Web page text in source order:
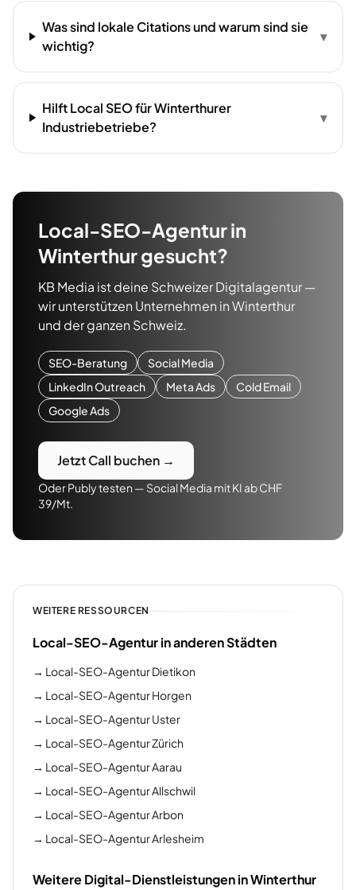
Was sind lokale Citations und warum sind sie
wichtig?
▾
Hilft Local SEO für Winterthurer
Industriebetriebe?
▾
Local-SEO-Agenturin
Winterthurgesucht?
KB Media ist deine Schweizer Digitalagentur —
wir unterstützen Unternehmen inWinterthur
und der ganzen Schweiz.
SEO-Beratung
Social Media
LinkedIn Outreach
Meta Ads
Cold Email
Google Ads
Jetzt Call buchen →
Oder Publy testen — Social Media mit KI ab CHF
39/Mt.
WEITERE RESSOURCEN
Local-SEO-Agentur in anderen Städten
→ Local-SEO-Agentur Dietikon
→ Local-SEO-Agentur Horgen
→ Local-SEO-Agentur Uster
→ Local-SEO-Agentur Zürich
→ Local-SEO-Agentur Aarau
→ Local-SEO-Agentur Allschwil
→ Local-SEO-Agentur Arbon
→ Local-SEO-Agentur Arlesheim
Weitere Digital-Dienstleistungen in Winterthur